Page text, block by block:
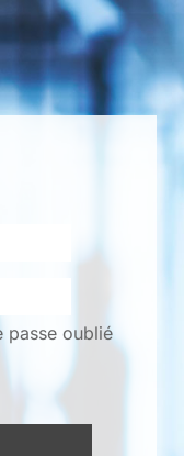
passe oublié